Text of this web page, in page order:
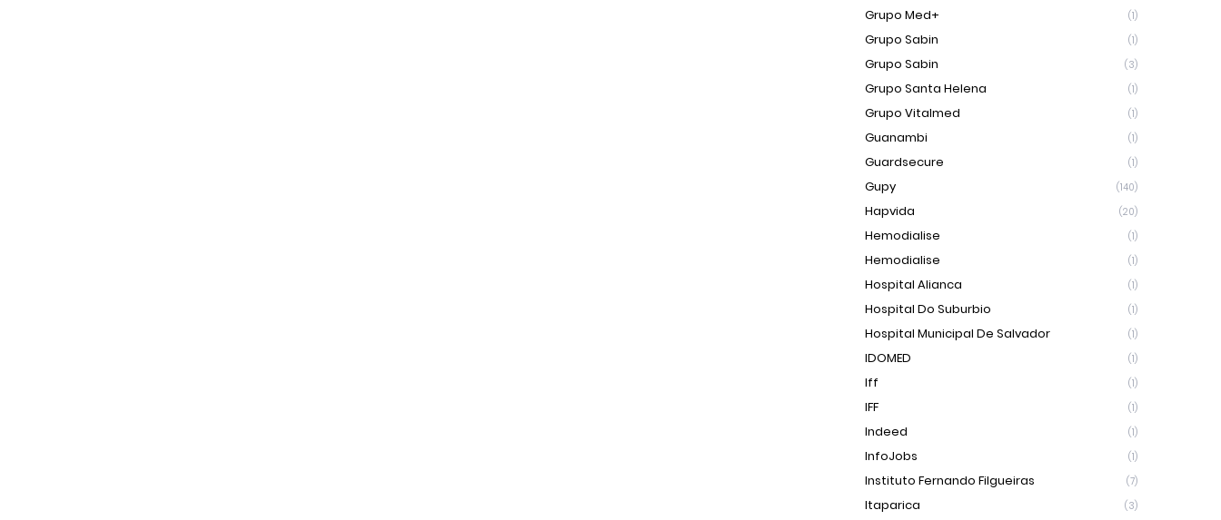
Grupo Med+ (1)
Grupo Sabin (1)
Grupo Sabin (3)
Grupo Santa Helena (1)
Grupo Vitalmed (1)
Guanambi (1)
Guardsecure (1)
Gupy (140)
Hapvida (20)
Hemodialise (1)
Hemodialise (1)
Hospital Alianca (1)
Hospital Do Suburbio (1)
Hospital Municipal De Salvador (1)
IDOMED (1)
Iff (1)
IFF (1)
Indeed (1)
InfoJobs (1)
Instituto Fernando Filgueiras (7)
Itaparica (3)